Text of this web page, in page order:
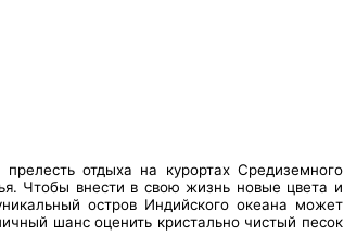
отдыха на курортах Средиземного
Чтобы внести в свою жизнь новые цвета и
остров Индийского океана может
шанс оценить кристально чистый песок